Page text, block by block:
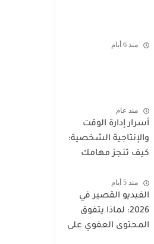
منذ 6 أيام
منذ عام
أسرار إدارة الوقت
والإنتاجية الشخصية:
كيف تنجز مهامك
منذ 5 أيام
الفيديو القصير في
2026: لماذا يتفوق
المحتوى العفوي على